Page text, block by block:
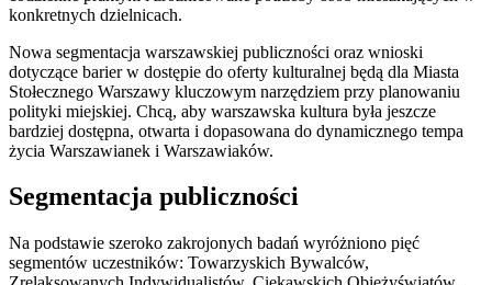
konkretnych dzielnicach.
Nowa segmentacja warszawskiej publiczności oraz wnioski
dotyczące barier w dostępie do oferty kulturalnej będą dla Miasta
Stołecznego Warszawy kluczowym narzędziem przy planowaniu
polityki miejskiej. Chcą, aby warszawska kultura była jeszcze
bardziej dostępna, otwarta i dopasowana do dynamicznego tempa
życia Warszawianek i Warszawiaków.
Segmentacja publiczności
Na podstawie szeroko zakrojonych badań wyróżniono pięć
segmentów uczestników: Towarzyskich Bywalców,